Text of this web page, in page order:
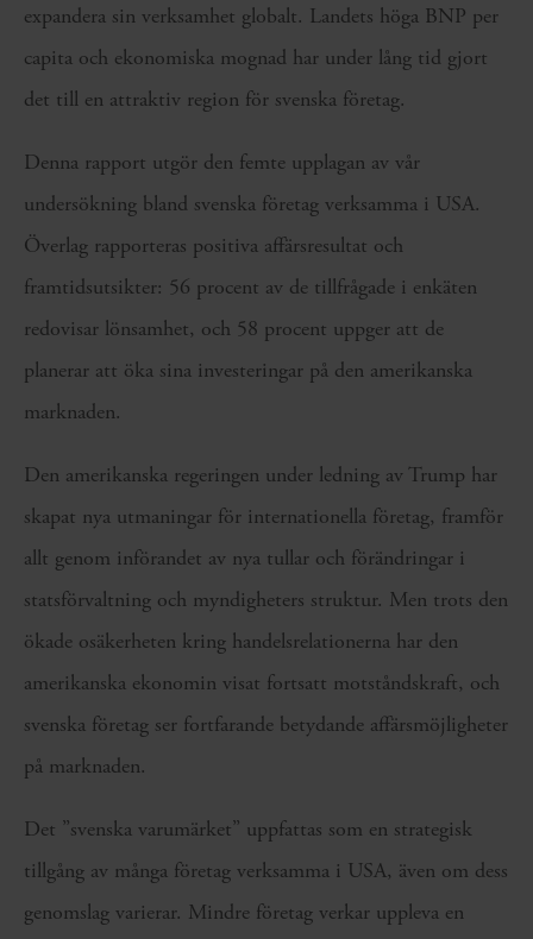
expandera sin verksamhet globalt. Landets höga BNP per
capita och ekonomiska mognad har under lång tid gjort
det till en attraktiv region för svenska företag.
Denna rapport utgör den femte upplagan av vår
undersökning bland svenska företag verksamma i USA.
Överlag rapporteras positiva affärsresultat och
framtidsutsikter: 56 procent av de tillfrågade i enkäten
redovisar lönsamhet, och 58 procent uppger att de
planerar att öka sina investeringar på den amerikanska
marknaden.
Den amerikanska regeringen under ledning av Trump har
skapat nya utmaningar för internationella företag, framför
allt genom införandet av nya tullar och förändringar i
statsförvaltning och myndigheters struktur. Men trots den
ökade osäkerheten kring handelsrelationerna har den
amerikanska ekonomin visat fortsatt motståndskraft, och
svenska företag ser fortfarande betydande affärsmöjligheter
på marknaden.
Det ”svenska varumärket” uppfattas som en strategisk
tillgång av många företag verksamma i USA, även om dess
genomslag varierar. Mindre företag verkar uppleva en